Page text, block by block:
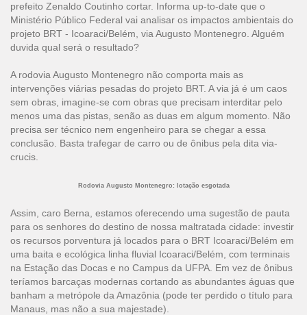
prefeito Zenaldo Coutinho cortar. Informa up-to-date que o
Ministério Público Federal vai analisar os impactos ambientais do
projeto BRT - Icoaraci/Belém, via Augusto Montenegro. Alguém
duvida qual será o resultado?
A rodovia Augusto Montenegro não comporta mais as
intervenções viárias pesadas do projeto BRT. A via já é um caos
sem obras, imagine-se com obras que precisam interditar pelo
menos uma das pistas, senão as duas em algum momento. Não
precisa ser técnico nem engenheiro para se chegar a essa
conclusão. Basta trafegar de carro ou de ônibus pela dita via-
crucis.
Rodovia Augusto Montenegro: lotação esgotada
Assim, caro Berna, estamos oferecendo uma sugestão de pauta
para os senhores do destino de nossa maltratada cidade: investir
os recursos porventura já locados para o BRT Icoaraci/Belém em
uma baita e ecológica linha fluvial Icoaraci/Belém, com terminais
na Estação das Docas e no Campus da UFPA. Em vez de ônibus
teríamos barcaças modernas cortando as abundantes águas que
banham a metrópole da Amazônia (pode ter perdido o título para
Manaus, mas não a sua majestade).